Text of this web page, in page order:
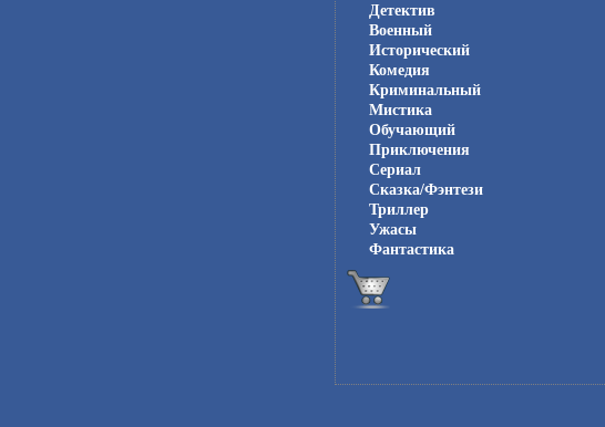
Детектив
Военный
Исторический
Комедия
Криминальный
Мистика
Обучающий
Приключения
Сериал
Сказка/Фэнтези
Триллер
Ужасы
Фантастика